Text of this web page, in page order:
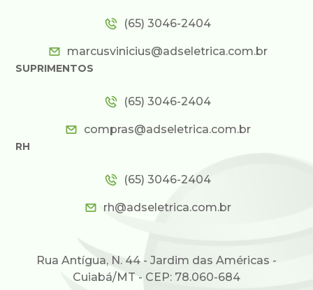
(65) 3046-2404
marcusvinicius@adseletrica.com.br
SUPRIMENTOS
(65) 3046-2404
compras@adseletrica.com.br
RH
(65) 3046-2404
rh@adseletrica.com.br
Rua Antígua, N. 44 - Jardim das Américas -
Cuiabá/MT - CEP: 78.060-684